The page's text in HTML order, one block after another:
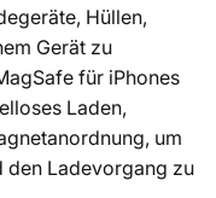
Hüllen,
Gerät zu
für iPhones
Laden,
um
den Ladevorgang zu